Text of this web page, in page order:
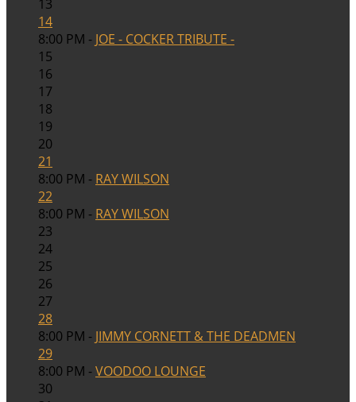
13
14
8:00 PM - JOE - COCKER TRIBUTE -
15
16
17
18
19
20
21
8:00 PM - RAY WILSON
22
8:00 PM - RAY WILSON
23
24
25
26
27
28
8:00 PM - JIMMY CORNETT & THE DEADMEN
29
8:00 PM -VOODOO LOUNGE
30